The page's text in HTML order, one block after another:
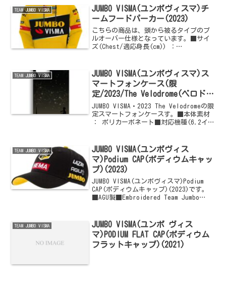
Pro■...
TEAM JUMBO VISMA
JUMBO VISMA(ユンボヴィスマ)チ
ームフードパーカー(2023)
こちらの商品は、頭から被るタイプのプ
ルオーバー仕様となっています。■サイ
ズ(Chest/適応身長(cm)) ：
XL(124/175)・2XL(126...
TEAM JUMBO VISMA
JUMBO VISMA(ユンボヴィスマ)ス
マートフォンケース(限
定/2023/The Velodrome(ベロドロ
ーム))
JUMBO VISMA・2023 The Velodromeの限
定スマートフォンケースす。■本体素材
： ポリカーボネート■対応機種(6.2イン
TEAM JUMBO VISMA
JUMBO VISMA(ユンボヴィス
マ)Podium CAP(ポディウムキャッ
プ)(2023)
JUMBO VISMA(ユンボヴィスマ)Podium
CAP(ポディウムキャップ)(2023)です。
■AGU製■Embroidered Team Jumbo
TEAM JUMBO VISMA
JUMBO VISMA(ユンボ ヴィス
マ)PODIUM FLAT CAP(ポディウム
フラットキャップ)(2021)